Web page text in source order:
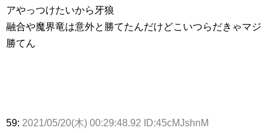
アやっつけたいから牙狼
融合や魔界竜は意外と勝てたんだけどこいつらだきゃマジ
勝てん
59: 2021/05/20(木) 00:29:48.92 ID:45cMJshnM